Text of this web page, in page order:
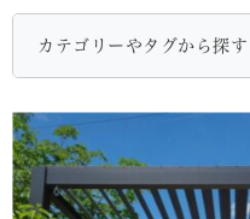
カテゴリーやタグから探す